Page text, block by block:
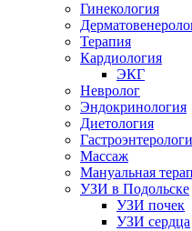
Гинекология
Терапия
Кардиология
ЭКГ
Невролог
Эндокринология
Диетология
Массаж
Мануальная
УЗИ в Подольске
УЗИ почек
УЗИ сердца